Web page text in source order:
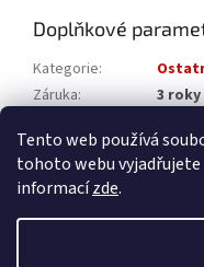
Tento web používá
tohoto webu vyjadřujete
informacízde.
Doplňkové
Kategorie:
Záruka:
3 roky